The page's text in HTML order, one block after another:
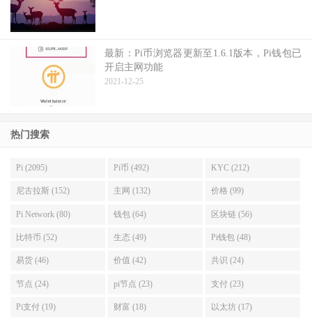
最新：Pi币浏览器更新至1.6.1版本，Pi钱包已
开启主网功能
2021-12-25
热门搜索
Pi (2095) Pi币 (492) KYC (212)
尼古拉斯 (152) 主网 (132) 价格 (99)
Pi Network (80) 钱包 (64) 区块链 (56)
比特币 (52) 生态 (49) Pi钱包 (48)
易货 (46) 价值 (42) 共识 (24)
节点 (24) pi节点 (23) 支付 (23)
Pi支付 (19) 财富 (18) 以太坊 (17)